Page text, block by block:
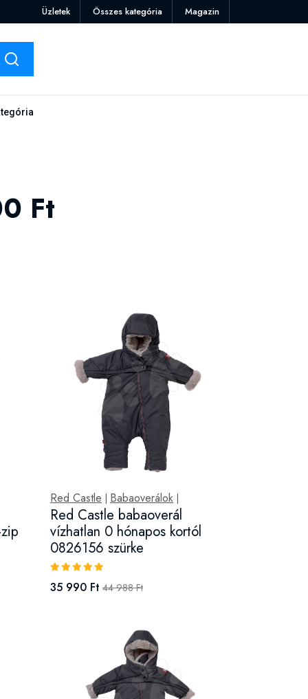
Üzletek Összes kategória Magazin
Ft
Red Castle Babaoverálok|
Red Castle babaoverál
vízhatlan 0 hónapos kortól
0826156 szürke
35 990 Ft 44 988 Ft